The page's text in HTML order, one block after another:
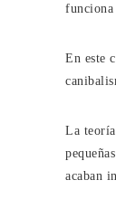
funciona
En este
La
acaban